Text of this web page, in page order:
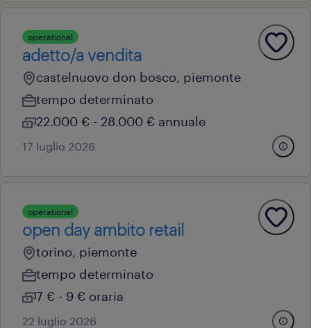
operational
adetto/a vendita
castelnuovo don bosco, piemonte
tempo determinato
22.000 € - 28.000 € annuale
17 luglio 2026
operational
open day ambito retail
torino, piemonte
tempo determinato
7 € - 9 € oraria
22 luglio 2026